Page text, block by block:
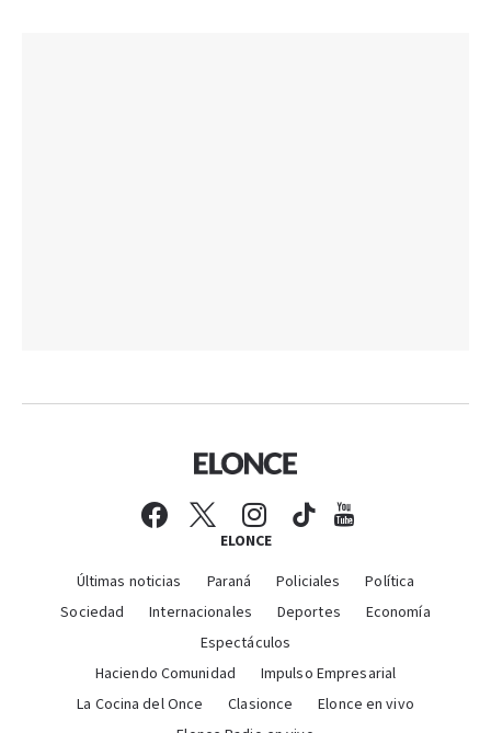
ELONCE
Últimas noticias Paraná Policiales
Política
Sociedad
Internacionales Deportes
Economía
Espectáculos
Haciendo Comunidad
Impulso Empresarial
La Cocina del Once
Clasionce
Elonce en vivo